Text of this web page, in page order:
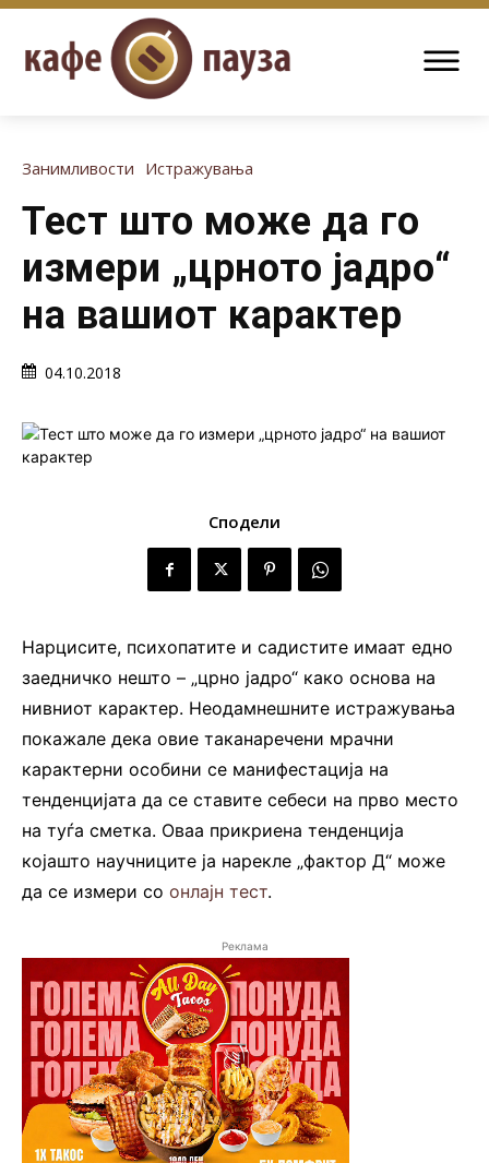
Занимливости Истражувања
Тест што може да го
измери „црното јадро“
на вашиот карактер
04.10.2018
Сподели
Нарцисите, психопатите и садистите имаат едно
заедничко нешто – „црно јадро“ како основа на
нивниот карактер. Неодамнешните истражувања
покажале дека овие таканаречени мрачни
карактерни особини се манифестација на
тенденцијата да се ставите себеси на прво место
на туѓа сметка. Оваа прикриена тенденција
којашто научниците ја нарекле „фактор Д“ може
да се измери со онлајн тест.
Реклама